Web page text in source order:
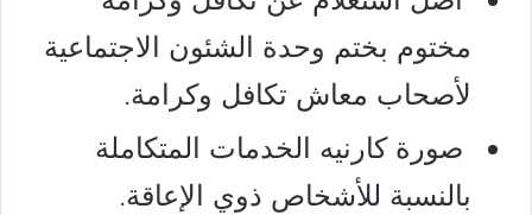
مختوم بختم وحدة الشئون الاجتماعية
لأصحاب معاش تكافل وكرامة.
صورة كارنيه الخدمات المتكاملة
بالنسبة للأشخاص ذوي الإعاقة.